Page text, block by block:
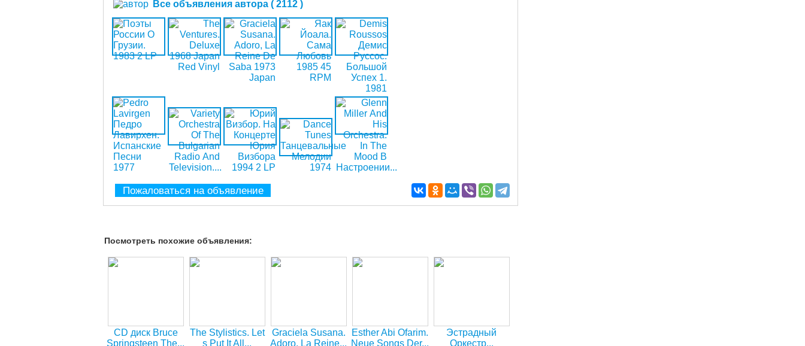
Все объявления автора ( 2112 )
Пожаловаться на объявление
Посмотреть похожие объявления:
CD диск Bruce
Springsteen The...
The Stylistics. Let
s Put It All...
Graciela Susana.
Adoro, La Reine...
Esther Abi Ofarim.
Neue Songs Der...
Эстрадный
Оркестр...